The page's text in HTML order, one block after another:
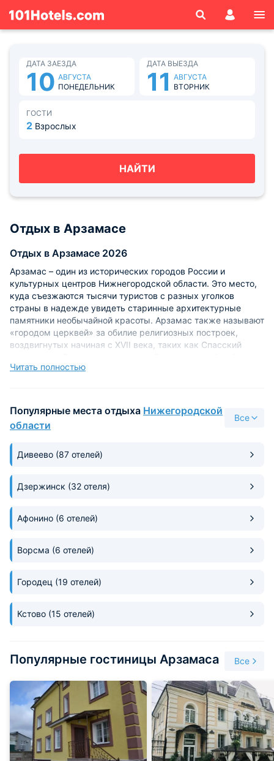
ДАТА ЗАЕЗДА
10 АВГУСТА
ПОНЕДЕЛЬНИК
ДАТА ВЫЕЗДА
11 АВГУСТА
ВТОРНИК
ГОСТИ
2 Взрослых
НАЙТИ
Отдых в Арзамасе
Отдых в Арзамасе 2026
Арзамас – один из исторических городов России и
культурных центров Нижнегородской области. Это место,
куда съезжаются тысячи туристов с разных уголков
страны в надежде увидеть старинные архитектурные
памятники необычайной красоты. Арзамас также называют
«городом церквей» за обилие религиозных построек,
воздвигнутых начиная с XVII века, таких как Спасский
церковь Живоносного источника, Никольский женский
Сердцем города считается Соборная площадь, где
находятся несколько красивых и величественных церквей
и здание магистрата, сохранившееся в оригинальном
состоянии. Тем, кто любит провести время на свежем
воздухе, можно отправиться в небольшой парк Победы,
рядом с которым находится музеи А. Гайдара и М.
Горького, или съездить немного за пределы города в
сторону села Старая Пустынь, где в округе располагаются
Читать полностью
Популярные места отдыха Нижегородской
области
Все
Дивеево (87 отелей)
Дзержинск (32 отеля)
Афонино (6 отелей)
Ворсма (6 отелей)
Городец (19 отелей)
Кстово (15 отелей)
Популярные гостиницы Арзамаса Все